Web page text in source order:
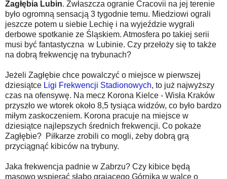
Zagłębia Lubin. Zwłaszcza ogranie Cracovii na jej terenie
było ogromną sensacją 3 tygodnie temu. Miedziowi ograli
jeszcze potem u siebie Lechię i na wyjeździe wygrali
derbowe spotkanie ze Śląskiem. Atmosfera po takiej serii
musi być fantastyczna w Lubinie. Czy przełoży się to także
na dobrą frekwencję na trybunach?
Jeżeli Zagłębie chce powalczyć o miejsce w pierwszej
dziesiątce Ligi Frekwencji Stadionowych, to już najwyższy
czas na ofensywę. Na mecz Korona Kielce - Wisła Kraków
przyszło we wtorek około 8,5 tysiąca widzów, co było bardzo
miłym zaskoczeniem. Korona pracuje na miejsce w
dziesiątce najlepszych średnich frekwencji. Co pokaże
Zagłębie? Piłkarze zrobili co mogli, żeby dobrą grą
przyciągnąć kibiców na trybuny.
Jaka frekwencja padnie w Zabrzu? Czy kibice będą
masowo wspierać słabo grającego Górnika w walce o